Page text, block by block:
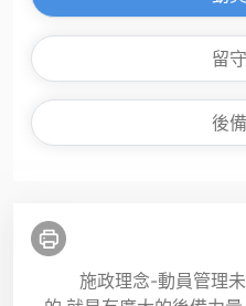
留
後
施政理念-動員管理